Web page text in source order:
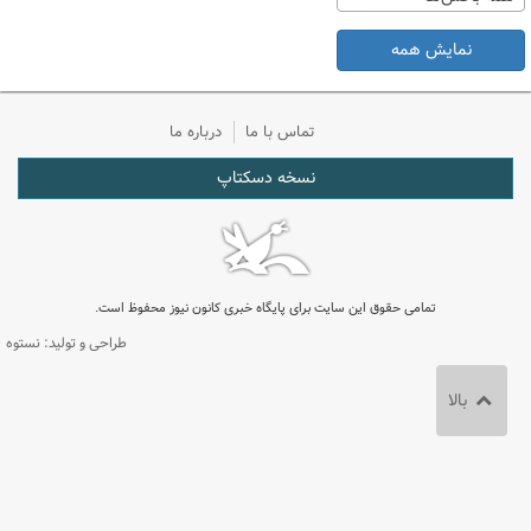
نمایش همه
تماس با ما درباره ما
نسخه دسکتاپ
تمامی حقوق این سایت برای پایگاه خبری کانون نیوز محفوظ است.
طراحی و تولید: نستوه
بالا